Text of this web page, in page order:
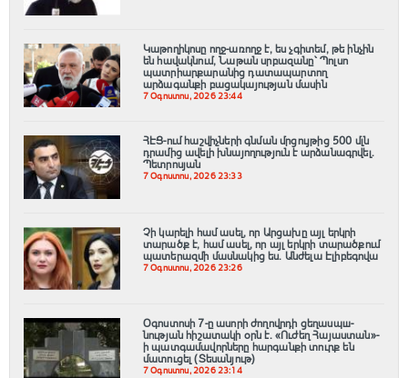
Կաթողիկոսը ողջ-առողջ է, ես չգիտեմ, թե ինչին
են հավակնում, Նաթան սրբազանը՝ Պոլսո
պատրիարքարանից դատապարտող
արձագանքի բացակայության մասին
7 Օգոստոս, 2026 23:44
ՀԷՑ-ում հաշվիչների գնման մրցույթից 500 մլն
դրամից ավելի խնայողություն է արձանագրվել.
Պետրոսյան
7 Օգոստոս, 2026 23:33
Չի կարելի համ ասել, որ Արցախը այլ երկրի
տարածք է, համ ասել, որ այլ երկրի տարածքում
պատերազմի մասնակից ես. Անժելա Էլիբեգովա
7 Օգոստոս, 2026 23:26
Օգոստոսի 7-ը ասորի ժողովրդի ցեղասպш-
նության հիշատակի օրն է․ «Ուժեղ Հայաստան»-
ի պատգամավորները հարգանքի տուրք են
մատուցել (Տեսանյութ)
7 Օգոստոս, 2026 23:14